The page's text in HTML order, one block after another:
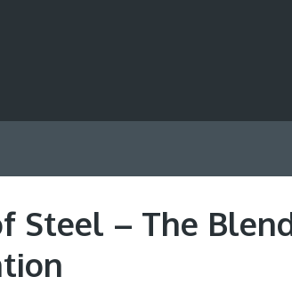
Steel – The